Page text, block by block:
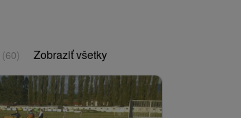
(60) Zobraziť všetky